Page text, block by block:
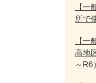
【一
所で
【一
高地
～R6